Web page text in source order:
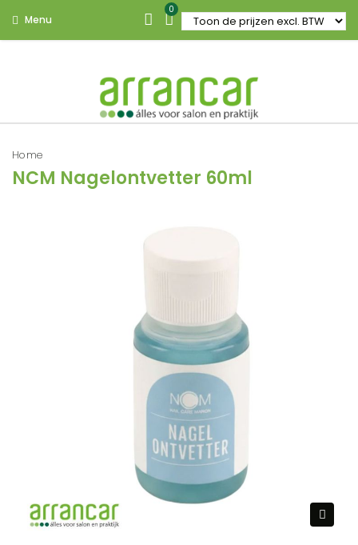
Menu
0
Home
NCM Nagelontvetter 60ml